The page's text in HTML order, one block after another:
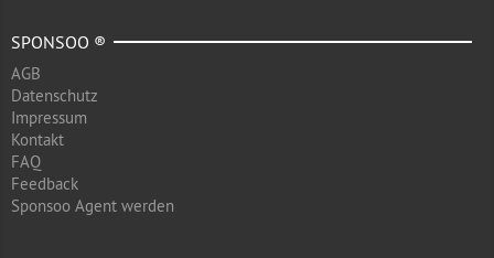
SPONSOO ®
AGB
Datenschutz
Impressum
Kontakt
FAQ
Feedback
Sponsoo Agent werden